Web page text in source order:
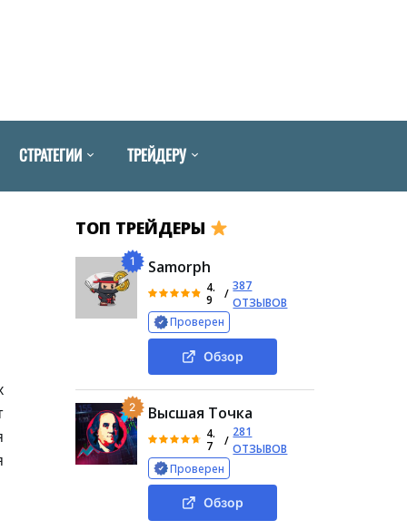
СТРАТЕГИИ ТРЕЙДЕРУ
ТОП ТРЕЙДЕРЫ
1 Samorph
4.
9
/
387
ОТЗЫВОВ
Проверен
Обзор
2 Высшая Точка
4.
7
/
281
ОТЗЫВОВ
Проверен
Обзор